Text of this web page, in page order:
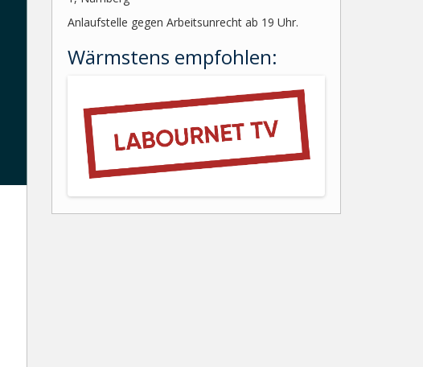
Anlaufstelle gegen Arbeitsunrecht ab 19 Uhr.
Wärmstens empfohlen: